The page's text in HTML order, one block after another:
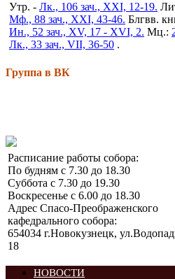
Утр. - Лк., 106 зач., XXI, 12-19.
Мф., 88 зач., XXI, 43-46. Блгвв.
Ин., 52 зач., XV, 17 - XVI, 2. Мц.:
Лк., 33 зач., VII, 36-50 .
Группа в ВК
Расписание работы собора:
По будням с 7.30 до 18.30
Суббота с 7.30 до 19.30
Воскресенье с 6.00 до 18.30
Адрес Спасо-Преображенского
кафедрального собора:
654034 г.Новокузнецк,
18
НОВОСТИ